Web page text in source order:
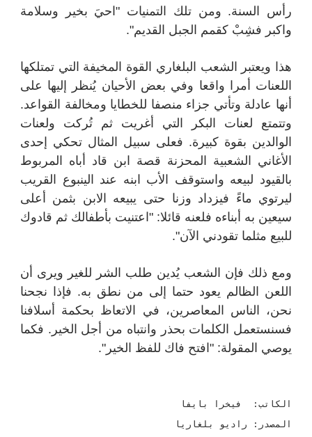
رأس السنة. ومن تلك التمنيات "احيَ بخير وسلامة
واكبر فشِبْ كقمم الجبل القديم".
هذا ويعتبر الشعب البلغاري القوة المخيفة التي تمتلكها
اللعنات أمرا واقعا وفي بعض الأحيان يُنظر إليها على
أنها عادلة وتأتي جزاء منصفا للخطايا ومخالفة القواعد.
وتتمتع لعنات البكر التي أغريت ثم تُركت ولعنات
الوالدين بقوة كبيرة. فعلى سبيل المثال تحكي إحدى
الأغاني الشعبية المحزنة قصة ابن قاد أباه المربوط
بالقيود لبيعه واستوقف الأب ابنه عند الينبوع القريب
ليرتوي ماءً فيزداد وزنا حتى يبيعه الابن بثمن أعلى
سيعين به أبناءه فلعنه قائلا: "اعتنيت بأطفالك ثم قادوك
للبيع مثلما تقودني الآن".
ومع ذلك فإن الشعب يُدين طلب الشر للغير ويرى أن
اللعن الظالم يعود حتما إلى من نطق به. فإذا نجحنا
نحن، الناس المعاصرين، في الاتعاظ بحكمة أسلافنا
فسنستعمل الكلمات بحذر وانتباه من أجل الخير. فكما
يوصي المقولة: "افتح فاك للفظ الخير".
الكاتب: فيخرا بايفا
المصدر: راديو بلغاريا